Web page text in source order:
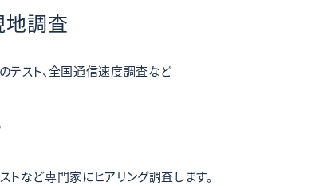
地調査
テスト、全国通信速度調査など
など専門家にヒアリング調査します。